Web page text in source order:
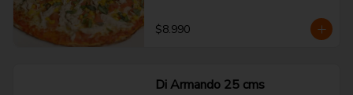
$8.990
Di Armando 25 cms